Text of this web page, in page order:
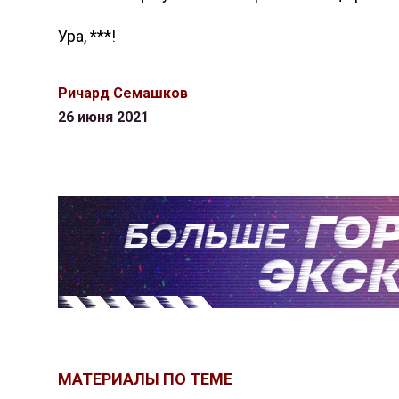
Ура, ***!
Ричард Семашков
26 июня 2021
МАТЕРИАЛЫ ПО ТЕМЕ